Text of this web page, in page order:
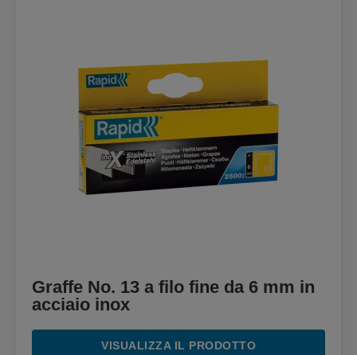
Graffe No. 13 a filo fine da 6 mm in
acciaio inox
VISUALIZZA IL PRODOTTO